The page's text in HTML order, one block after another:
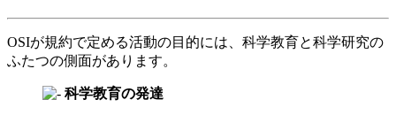
OSIが規約で定める活動の目的には、科学教育と科学研究の
ふたつの側面があります。
科学教育の発達